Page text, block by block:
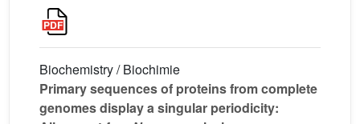
Biochemistry / Biochimie
Primary sequences of proteins from complete
genomes display a singular periodicity: